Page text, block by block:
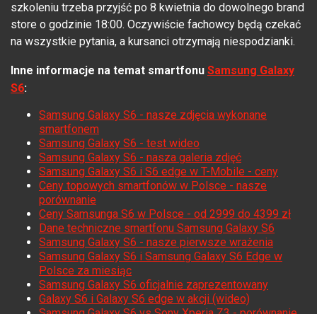
szkoleniu trzeba przyjść po 8 kwietnia do dowolnego brand
store o godzinie 18:00. Oczywiście fachowcy będą czekać
na wszystkie pytania, a kursanci otrzymają niespodzianki.
Inne informacje na temat smartfonu Samsung Galaxy
S6:
Samsung Galaxy S6 - nasze zdjęcia wykonane
smartfonem
Samsung Galaxy S6 - test wideo
Samsung Galaxy S6 - nasza galeria zdjęć
Samsung Galaxy S6 i S6 edge w T-Mobile - ceny
Ceny topowych smartfonów w Polsce - nasze
porównanie
Ceny Samsunga S6 w Polsce - od 2999 do 4399 zł
Dane techniczne smartfonu Samsung Galaxy S6
Samsung Galaxy S6 - nasze pierwsze wrażenia
Samsung Galaxy S6 i Samsung Galaxy S6 Edge w
Polsce za miesiąc
Samsung Galaxy S6 oficjalnie zaprezentowany
Galaxy S6 i Galaxy S6 edge w akcji (wideo)